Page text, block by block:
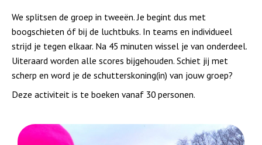
We splitsen de groep in tweeën. Je begint dus met
boogschieten óf bij de luchtbuks. In teams en individueel
strijd je tegen elkaar. Na 45 minuten wissel je van onderdeel.
Uiteraard worden alle scores bijgehouden. Schiet jij met
scherp en word je de schutterskoning(in) van jouw groep?
Deze activiteit is te boeken vanaf 30 personen.